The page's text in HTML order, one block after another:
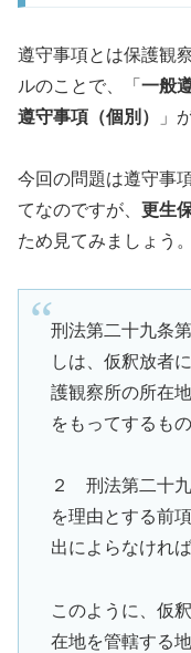
遵守事項とは保護観
ルのことで、「 一般
遵守事項（個別）
」
今回の問題は遵守事
てなのですが、
更生
ため見てみましょう。
刑法第二十九条
しは、仮釈放者
護観察所の所在
をもってするもの
２ 刑法第二十
を理由とする前
出によらなけれ
このように、仮
在地を管轄する